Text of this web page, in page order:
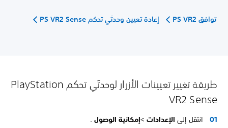
توافق PS VR2 إعادة تعيين وحدتَي تحكم PS VR2 Sense
طريقة تغيير تعيينات الأزرار لوحدتَي تحكم PlayStation
VR2 Sense
انتقل إلى الإعدادات >إمكانية الوصول .